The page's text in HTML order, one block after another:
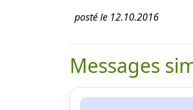
posté le 12.10.2016
Messages